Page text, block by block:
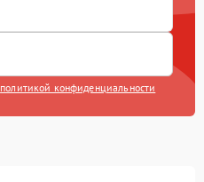
политикой конфиденциальности